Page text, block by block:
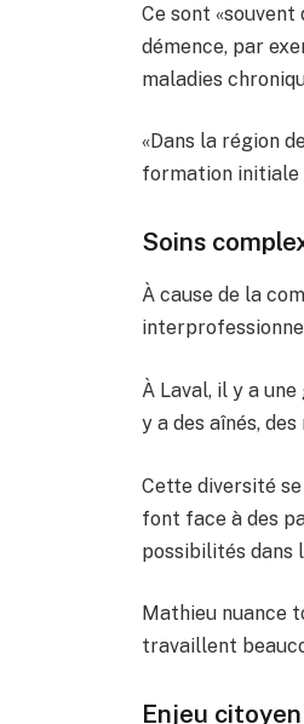
Ce sont
démence, par
maladies
«Dans la région
formation initiale
Soins
À cause de la
À Laval, il y a
y a des aînés,
Cette diversité
font face à des
possibilités dans
Mathieu nuance
travaillent
Enjeu citoyen